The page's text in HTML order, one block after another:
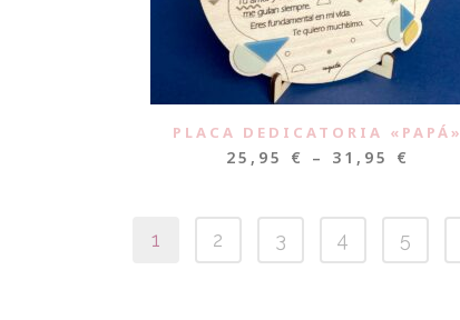
PLACA DEDICATORIA «PAPÁ»
25,95 € – 31,95 €
1 2 3 4 5